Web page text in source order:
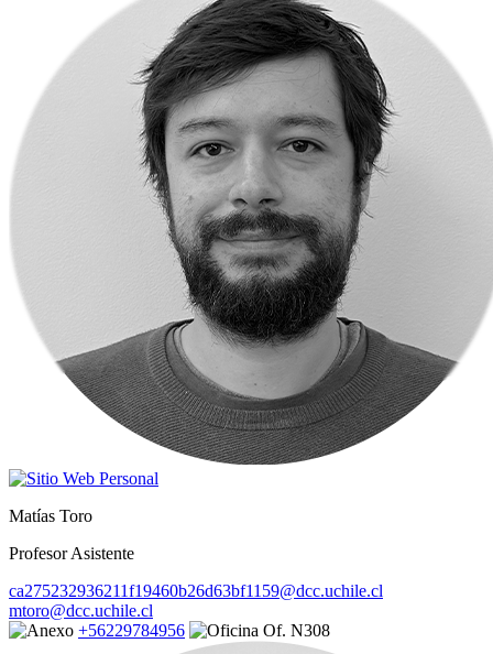
Matías Toro
Profesor Asistente
ca275232936211f19460b26d63bf1159@dcc.uchile.cl
mtoro@dcc.uchile.cl
+56229784956
Of. N308